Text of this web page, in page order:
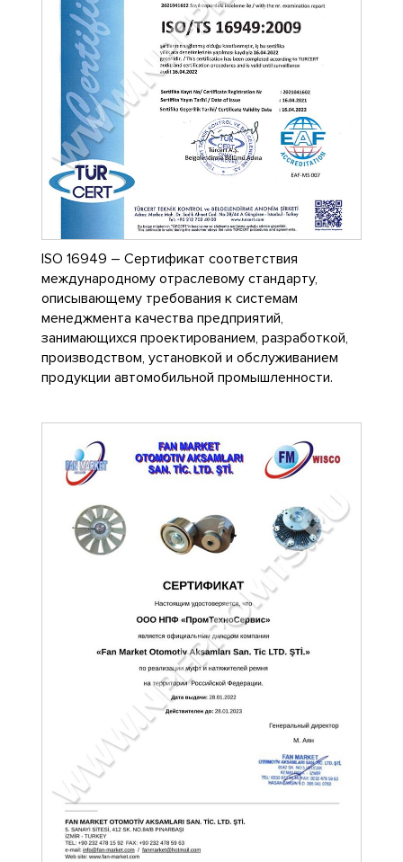
ISO 16949 – Сертификат соответствия
международному отраслевому стандарту,
описывающему требования к системам
менеджмента качества предприятий,
занимающихся проектированием, разработкой,
производством, установкой и обслуживанием
продукции автомобильной промышленности.